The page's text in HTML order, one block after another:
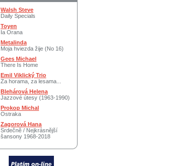
Walsh Steve
Daily Specials
Toyen
Ia Orana
Metalinda
Moja hviezda žije (No 16)
Gees Michael
There Is Home
Emil Viklický Trio
Za horama, za lesama...
Blehárová Helena
Jazzové útesy (1963-1990)
Prokop Michal
Ostraka
Zagorová Hana
Srdečně / Nejkrásnější
šansony 1968-2018